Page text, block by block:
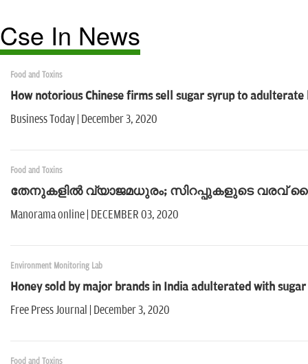
Cse In News
Food and Toxins
How notorious Chinese firms sell sugar syrup to adulterate
Business Today | December 3, 2020
Food and Toxins
തേനുകളിൽ വ്യാജമധുരം; സിറപ്പുകളുടെ വരവ്
Manorama online | DECEMBER 03, 2020
Environment Monitoring Lab
Honey sold by major brands in India adulterated with
Free Press Journal | December 3, 2020
Food and Toxins